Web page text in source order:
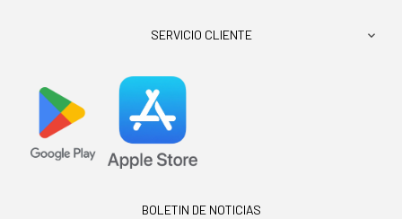
SERVICIO CLIENTE 
BOLETIN DE NOTICIAS